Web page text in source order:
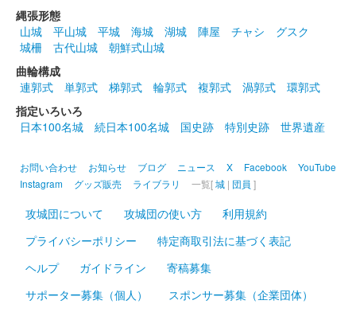
縄張形態
山城
平山城 平城 海城 湖城 陣屋 チャシ
グスク
城柵
古代山城
朝鮮式山城
曲輪構成
連郭式
単郭式 梯郭式 輪郭式 複郭式 渦郭式
環郭式
指定いろいろ
日本100名城
続日本100名城 国史跡 特別史跡 世界遺産
お問い合わせ お知らせ ブログ ニュース X Facebook
YouTube
Instagram
グッズ販売 ライブラリ 一覧[城 | 団員 ]
攻城団について 攻城団の使い方
利用規約
プライバシーポリシー
特定商取引法に基づく表記
ヘルプ
ガイドライン
寄稿募集
サポーター募集（個人）
スポンサー募集（企業団体）